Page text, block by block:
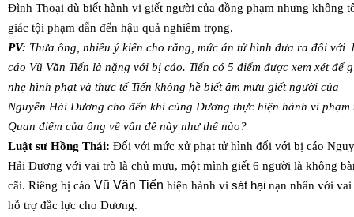
Đình Thoại dù biết hành vi giết người của đồng phạm nhưng không
giác tội phạm dẫn đến hậu quả nghiêm trọng.
PV: Thưa ông, nhiều ý kiến cho rằng, mức án tử hình đưa ra đối với
cáo Vũ Văn Tiến là nặng với bị cáo. Tiến có 5 điểm được xem xét để
nhẹ hình phạt và thực tế Tiến không hề biết âm mưu giết người của
Nguyễn Hải Dương cho đến khi cùng Dương thực hiện hành vi phạm
Quan điểm của ông về vấn đề này như thế nào?
Luật sư Hồng Thái: Đối với mức xử phạt tử hình đối với bị cáo
Hải Dương với vai trò là chủ mưu, một mình giết 6 người là không
cãi. Riêng bị cáo Vũ Văn Tiến hiện hành vi sát hại nạn nhân với
hỗ trợ đắc lực cho Dương.